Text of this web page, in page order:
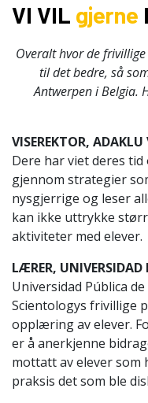
VI VIL gjerne
Overalt hvor de
til det bedre, så
Antwerpen i Belgia.
VISEREKTOR,
Dere har viet deres
gjennom strategier
nysgjerrige og leser
kan ikke uttrykke
aktiviteter med elever.
LÆRER,
Universidad Pública
Scientologys frivillige
opplæring av elever.
er å anerkjenne
mottatt av elever som
praksis det som ble